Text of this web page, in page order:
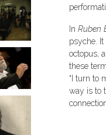
In Ruben
psyche.
octopus,
these
“I turn to
way is to